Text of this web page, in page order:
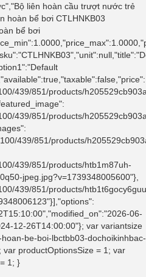
liên hoàn cầu trượt nước trẻ
hoàn bể bơi CTLHNKB03
bể bơi
439/851/products/
439/851/products/
439/851/products/
439/851/products/htb1m87uh-
jpeg.jpg?v=1739348005600"},
439/851/products/
06-
12-26T14:00:00"}; var variantsize
be-boi-lbctbb03-dochoikinhbac-
productOptionsSize = 1; var
1; }